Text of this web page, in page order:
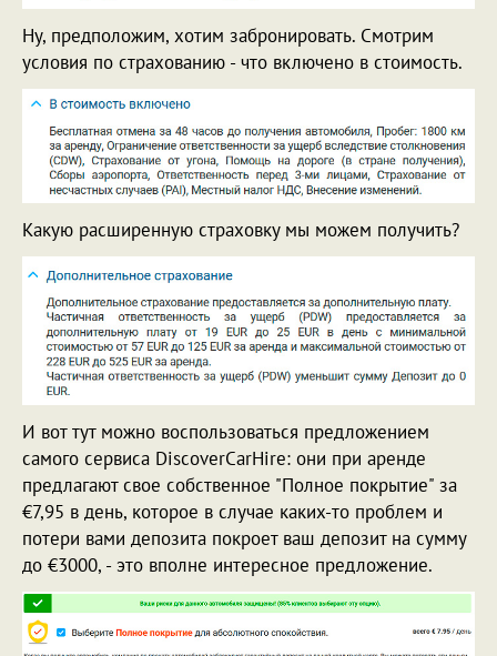
Ну, предположим, хотим забронировать. Смотрим
условия по страхованию - что включено в стоимость.
Какую расширенную страховку мы можем получить?
И вот тут можно воспользоваться предложением
самого сервиса DiscoverСarHire: они при аренде
предлагают свое собственное "Полное покрытие" за
€7,95 в день, которое в случае каких-то проблем и
потери вами депозита покроет ваш депозит на сумму
до €3000, - это вполне интересное предложение.